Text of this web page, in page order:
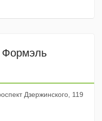
Формэль
Дзержинского, 119